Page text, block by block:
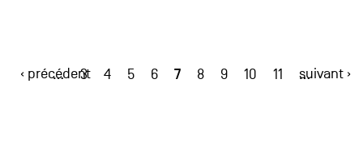
‹ précédent
… 3 4 5 6 7 8 9 10 11 …
suivant ›